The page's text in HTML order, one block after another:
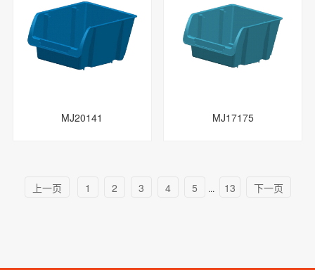
MJ20141 MJ17175
上一页 1 2 3 4 5 ... 13 下一页